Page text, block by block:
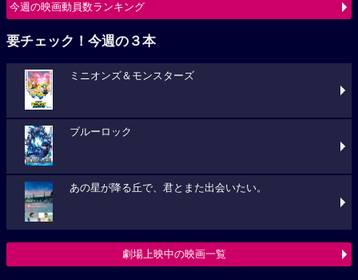
今週の映画動員数ランキング
要チェック！今週の３本
ミニオンズ＆モンスターズ
ブルーロック
あの星が降る丘で、君とまた出会いたい。
劇場上映中の映画一覧